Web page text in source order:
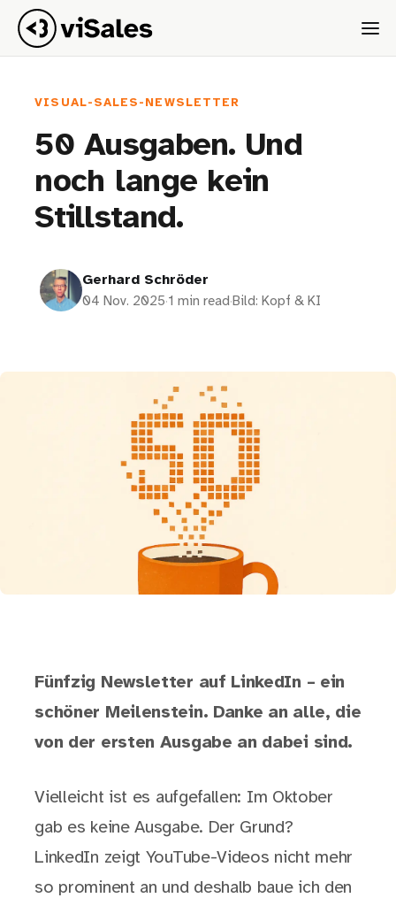
VISUAL-SALES-NEWSLETTER
50 Ausgaben. Und
noch lange kein
Stillstand.
Gerhard Schröder
04 Nov. 2025·1 min read·Bild: Kopf & KI
Fünfzig Newsletter auf LinkedIn – ein
schöner Meilenstein. Danke an alle, die
von der ersten Ausgabe an dabei sind.
Vielleicht ist es aufgefallen: Im Oktober
gab es keine Ausgabe. Der Grund?
LinkedIn zeigt YouTube-Videos nicht mehr
so prominent an und deshalb baue ich den